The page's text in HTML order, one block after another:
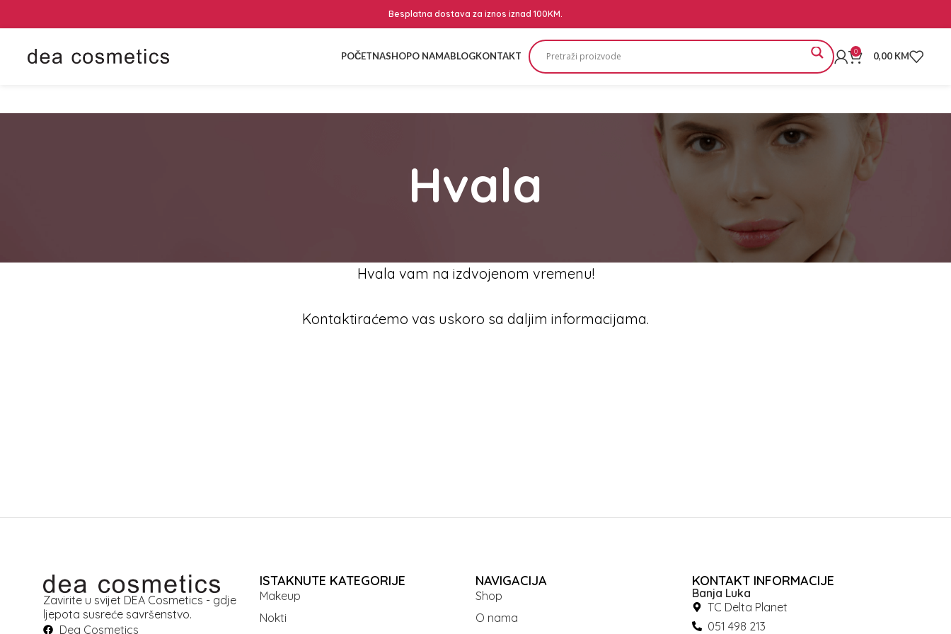
Besplatna dostava za iznos iznad 100KM.
POČETNASHOPO NAMABLOGKONTAKT 0 0,00 KM
Hvala
Hvala vam na izdvojenom vremenu!
Kontaktiraćemo vas uskoro sa daljim informacijama.
Zavirite u svijet DEA Cosmetics - gdje
ljepota susreće savršenstvo.
Dea Cosmetics
ISTAKNUTE KATEGORIJE
Makeup
Nokti
NAVIGACIJA
Shop
O nama
KONTAKT INFORMACIJE
Banja Luka
TC Delta Planet
051 498 213